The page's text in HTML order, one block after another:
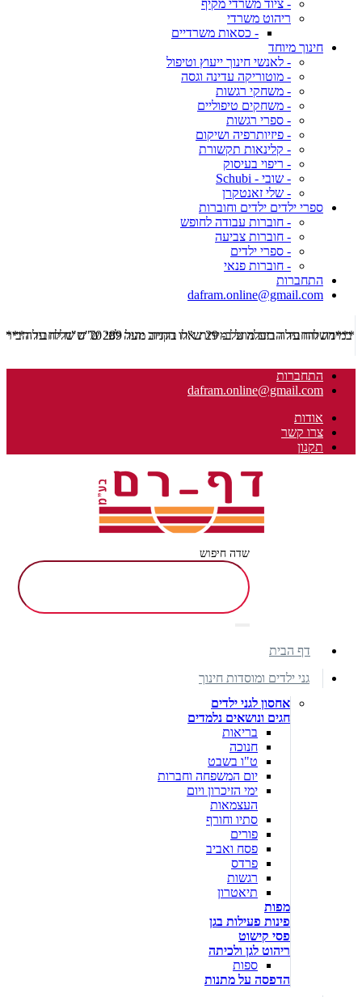
- ציוד משרדי מקיף
ריהוט משרדי
- כסאות משרדיים
חינוך מיוחד
- לאנשי חינוך ייעוץ וטיפול
- מוטוריקה עדינה וגסה
- משחקי רגשות
- משחקים טיפוליים
- ספרי רגשות
- פיזיותרפיה ושיקום
- קלינאות תקשורת
- ריפוי בעיסוק
- שובי - Schubi
- שלי זאנטקרן
ספרי ילדים ילדים וחוברות
- חוברות עבודה לחופש
- חוברות צביעה
- ספרי ילדים
- חוברות פנאי
התחברות
dafram.online@gmail.com
***משלוח עד הבית מוזל ב- 29 ש"ח בקניה מעל 289 ש"ח שליח עד הבית ***
התחברות
dafram.online@gmail.com
אודות
צרו קשר
תקנון
שדה חיפוש
דף הבית
גני ילדים ומוסדות חינוך
אחסון לגני ילדים
חגים ונושאים נלמדים
בריאות
חנוכה
ט"ו בשבט
יום המשפחה וחברות
ימי הזיכרון ויום
העצמאות
סתיו וחורף
פורים
פסח ואביב
פרדס
רגשות
תיאטרון
מפות
פינות פעילות בגן
פסי קישוט
ריהוט לגן ולכיתה
ספות
הדפסה על מתנות